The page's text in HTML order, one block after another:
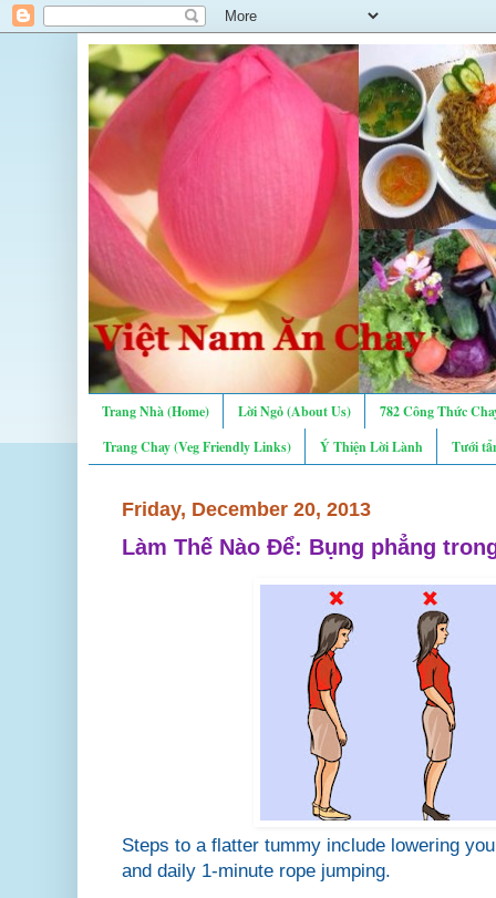
Trang Nhà (Home) Lời Ngỏ (About Us)
782 Công Thức
Trang Chay (Veg Friendly Links)
Ý Thiện Lời Lành Tưới
Friday, December 20, 2013
Làm Thế Nào Để: Bụng phẳng
Steps to a flatter tummy include lowering
and daily 1-minute rope jumping.